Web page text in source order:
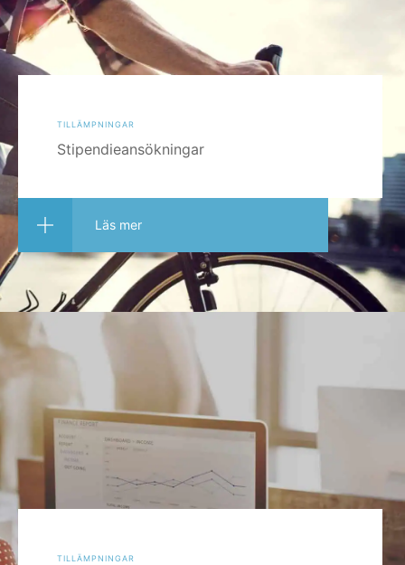
tillämpningar
Stipendieansökningar
Läs mer
tillämpningar